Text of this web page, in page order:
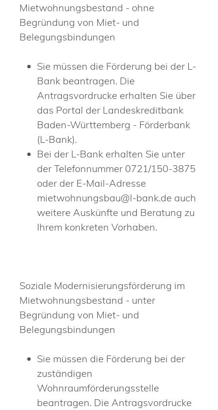
Mietwohnungsbestand - ohne
Begründung von Miet- und
Belegungsbindungen
Sie müssen die Förderung bei der L-
Bank beantragen. Die
Antragsvordrucke erhalten Sie über
das Portal der Landeskreditbank
Baden-Württemberg - Förderbank
(L-Bank).
Bei der L-Bank erhalten Sie unter
der Telefonnummer 0721/150-3875
oder der E-Mail-Adresse
mietwohnungsbau@l-bank.de auch
weitere Auskünfte und Beratung zu
Ihrem konkreten Vorhaben.
Soziale Modernisierungsförderung im
Mietwohnungsbestand - unter
Begründung von Miet- und
Belegungsbindungen
Sie müssen die Förderung bei der
zuständigen
Wohnraumförderungsstelle
beantragen. Die Antragsvordrucke